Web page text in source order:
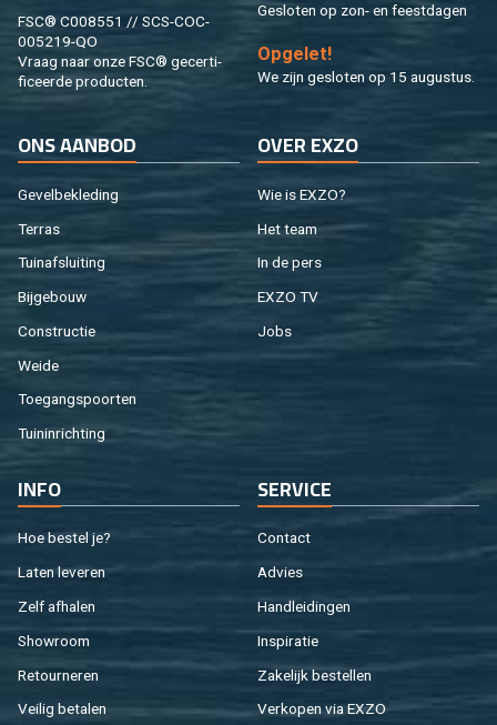
FSC® C008551 // SCS-COC-
005219-QO
Vraag naar onze FSC® ge­cer­ti­
fi­ceer­de pro­duc­ten.
Ge­slo­ten op zon- en feest­da­gen
Op­ge­let!
We zijn ge­slo­ten op 15 au­gus­tus.
ONS AAN­BOD
Ge­vel­be­kle­ding
Ter­ras
Tuin­af­slui­ting
Bij­ge­bouw
Con­struc­tie
Weide
Toe­gangs­poor­ten
Tuin­in­rich­ting
OVER EXZO
Wie is EXZO?
Het team
In de pers
EXZO TV
Jobs
INFO
Hoe be­stel je?
Laten le­ve­ren
Zelf af­ha­len
Show­room
Re­tour­ne­ren
Vei­lig be­ta­len
SER­VI­CE
Con­tact
Ad­vies
Hand­lei­din­gen
In­spi­ra­tie
Za­ke­lijk be­stel­len
Ver­ko­pen via EXZO